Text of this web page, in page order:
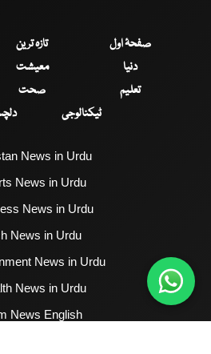
صفحۂ اول تازہ ترین
دنیا
معیشت
تعلیم
صحت
ٹیکنالوجی
News in Urdu
News in Urdu
News in Urdu
News in Urdu
News in Urdu
News in Urdu
News English